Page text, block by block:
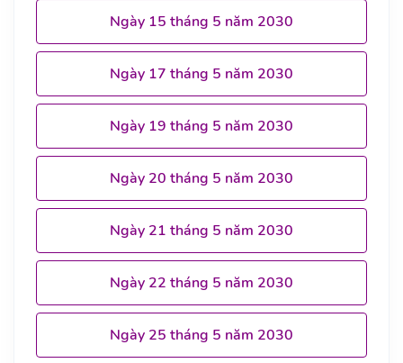
Ngày 15 tháng 5 năm 2030
Ngày 17 tháng 5 năm 2030
Ngày 19 tháng 5 năm 2030
Ngày 20 tháng 5 năm 2030
Ngày 21 tháng 5 năm 2030
Ngày 22 tháng 5 năm 2030
Ngày 25 tháng 5 năm 2030